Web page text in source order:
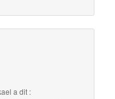
a dit :